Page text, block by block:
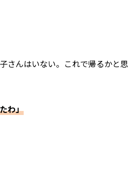
さんはいない。これで帰るかと思
わ」